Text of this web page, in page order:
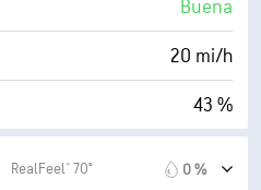
29 %
10 mi
Buena
20 mi/h
43 %
RealFeel® 70° 0 %